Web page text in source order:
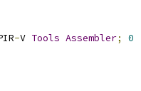
-V Tools Assembler;
0